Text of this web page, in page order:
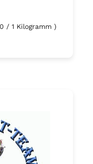
/ 1 Kilogramm )